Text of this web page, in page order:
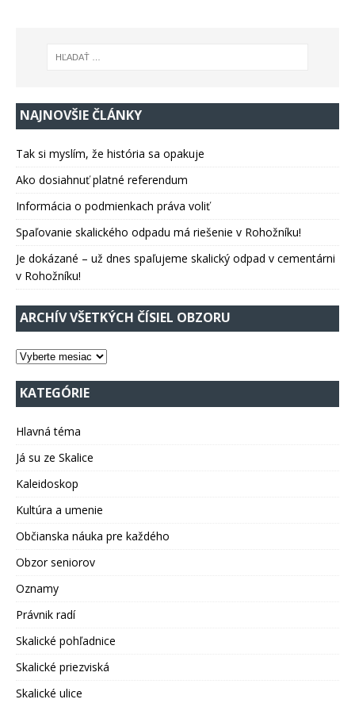
NAJNOVŠIE ČLÁNKY
Tak si myslím, že história sa opakuje
Ako dosiahnuť platné referendum
Informácia o podmienkach práva voliť
Spaľovanie skalického odpadu má riešenie v Rohožníku!
Je dokázané – už dnes spaľujeme skalický odpad v cementárni
v Rohožníku!
ARCHÍV VŠETKÝCH ČÍSIEL OBZORU
KATEGÓRIE
Hlavná téma
Já su ze Skalice
Kaleidoskop
Kultúra a umenie
Občianska náuka pre každého
Obzor seniorov
Oznamy
Právnik radí
Skalické pohľadnice
Skalické priezviská
Skalické ulice